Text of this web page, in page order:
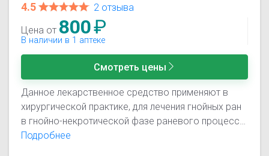
4.5
2 отзыва
Цена от 800₽
В наличии в 1 аптеке
Смотреть цены
Данное лекарственное средство применяют в
хирургической практике, для лечения гнойных ран
в гнойно-некротической фазе раневого процесса.
Также применяют для предупреждения развития:
Подробнее